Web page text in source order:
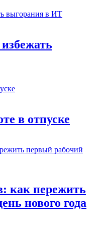
в отпуске
как пережить
нового года